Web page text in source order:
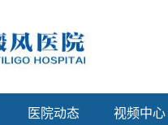
医院动态 视频中心